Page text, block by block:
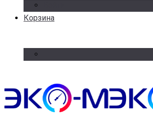
Корзина